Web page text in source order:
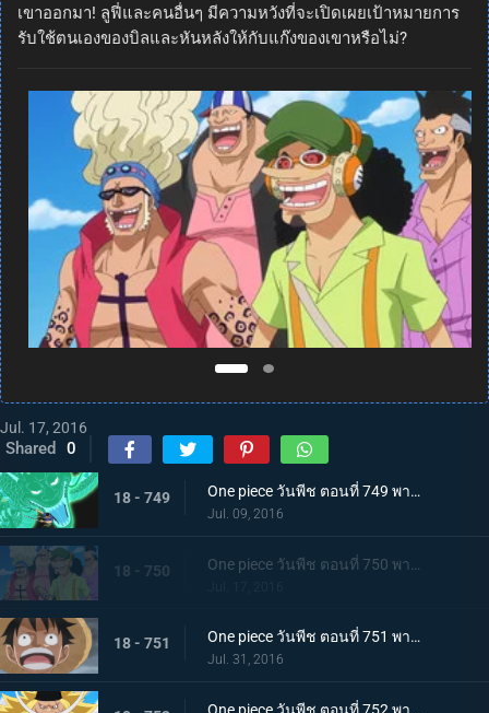
เขาออกมา! ลูฟี่และคนอื่นๆ มีความหวังที่จะเปิดเผยเป้าหมายการ
รับใช้ตนเองของบิลและหันหลังให้กับแก๊งของเขาหรือไม่?
Jul. 17, 2016
Shared 0
18 - 749 One piece วันพีช ตอนที่ 749 พากย์ไทย ปะดาบเลือดเดือด! ลอว์ โซโล มาถึงแล้ว!
Jul. 09, 2016
18 - 750
Jul. 17, 2016
18 - 751 One piece วันพีช ตอนที่ 751 พากย์ไทย การผจญภัยครั้งใหม่ถึงแล้ว โซ เกาะลึกลับ!
Jul. 31, 2016